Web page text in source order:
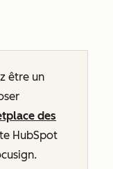
être un
des
HubSpot